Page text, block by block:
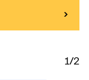
1/2